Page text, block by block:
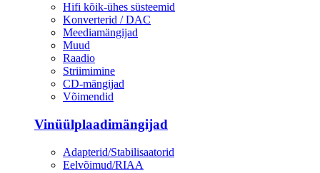
Hifi kõik-ühes süsteemid
Konverterid / DAC
Meediamängijad
Muud
Raadio
Striimimine
CD-mängijad
Võimendid
Vinüülplaadimängijad
Adapterid/Stabilisaatorid
Eelvõimud/RIAA